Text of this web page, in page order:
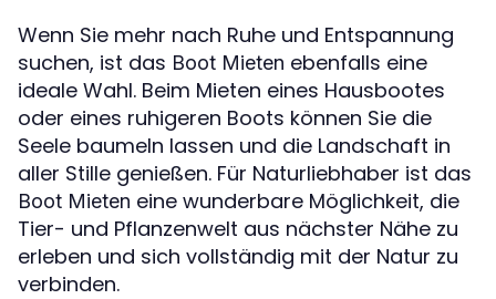
Wenn Sie mehr nach Ruhe und Entspannung
suchen, ist das Boot Mieten ebenfalls eine
ideale Wahl. Beim Mieten eines Hausbootes
oder eines ruhigeren Boots können Sie die
Seele baumeln lassen und die Landschaft in
aller Stille genießen. Für Naturliebhaber ist das
Boot Mieten eine wunderbare Möglichkeit, die
Tier- und Pflanzenwelt aus nächster Nähe zu
erleben und sich vollständig mit der Natur zu
verbinden.